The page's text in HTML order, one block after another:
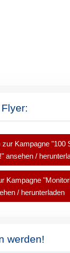
Kampagne "100
ansehen /
Kampagne
/ herunterladen
werden!